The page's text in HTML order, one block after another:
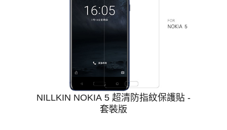
NILLKIN NOKIA 5 超清防指紋保護貼 -
套裝版